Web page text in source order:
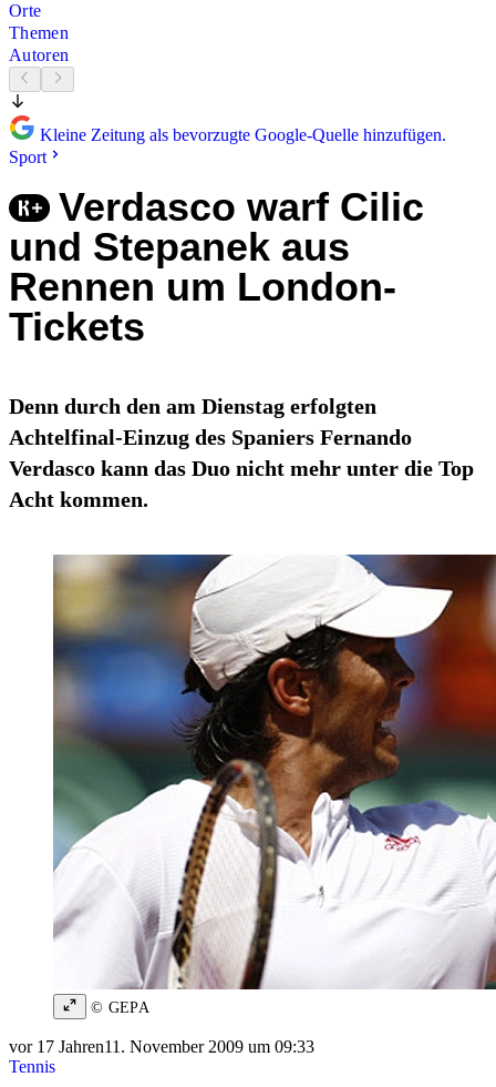
Orte
Themen
Autoren
Kleine Zeitung als bevorzugte Google-Quelle hinzufügen.
Sport
Verdasco warf Cilic
und Stepanek aus
Rennen um London-
Tickets
Denn durch den am Dienstag erfolgten
Achtelfinal-Einzug des Spaniers Fernando
Verdasco kann das Duo nicht mehr unter die Top
Acht kommen.
© GEPA
vor 17 Jahren11. November 2009 um 09:33
Tennis